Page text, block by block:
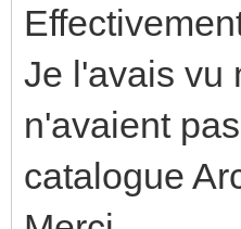
Je l'avais vu
n'avaient
catalogue